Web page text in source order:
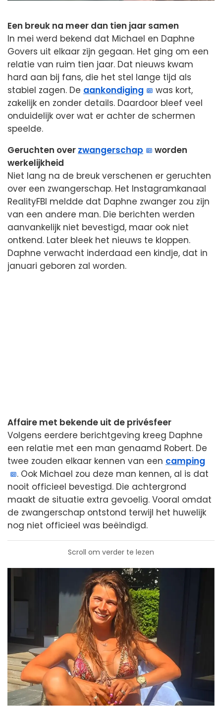
Een breuk na meer dan tien jaar samen
In mei werd bekend dat Michael en Daphne
Govers uit elkaar zijn gegaan. Het ging om een
relatie van ruim tien jaar. Dat nieuws kwam
hard aan bij fans, die het stel lange tijd als
stabiel zagen. De aankondiging
was kort,
zakelijk en zonder details. Daardoor bleef veel
onduidelijk over wat er achter de schermen
speelde.
Geruchten over zwangerschap
worden
werkelijkheid
Niet lang na de breuk verschenen er geruchten
over een zwangerschap. Het Instagramkanaal
RealityFBI meldde dat Daphne zwanger zou zijn
van een andere man. Die berichten werden
aanvankelijk niet bevestigd, maar ook niet
ontkend. Later bleek het nieuws te kloppen.
Daphne verwacht inderdaad een kindje, dat in
januari geboren zal worden.
Affaire met bekende uit de privésfeer
Volgens eerdere berichtgeving kreeg Daphne
een relatie met een man genaamd Robert. De
twee zouden elkaar kennen van een camping
. Ook Michael zou deze man kennen, al is dat
nooit officieel bevestigd. Die achtergrond
maakt de situatie extra gevoelig. Vooral omdat
de zwangerschap ontstond terwijl het huwelijk
nog niet officieel was beëindigd.
Scroll om verder te lezen